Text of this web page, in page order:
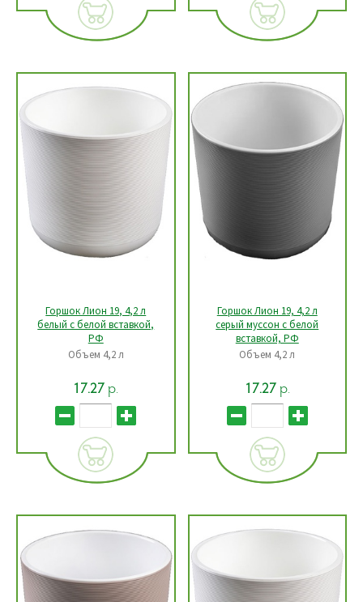
Горшок Лион 19, 4,2 л
белый с белой вставкой,
РФ
Объем 4,2 л
17.27р.
Горшок Лион 19, 4,2 л
серый муссон с белой
вставкой, РФ
Объем 4,2 л
17.27р.